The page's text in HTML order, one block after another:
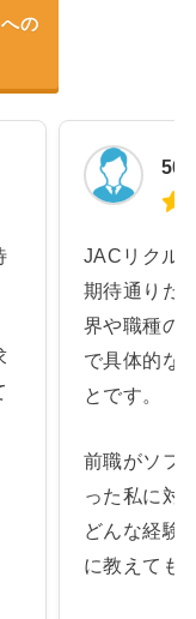
の
50
JACリクル
期待通りだ
界や職種の
で具体的な
とです。
前職がソフ
った私に対
どんな経験
に教えても